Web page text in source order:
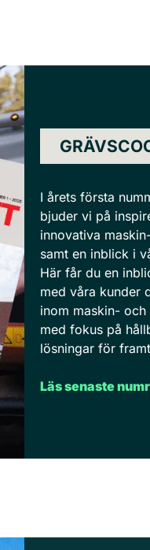
I årets första
bjuder vi på
innovativa
samt en inblick i
Här får du en
med våra kunder
inom maskin- och
med fokus på
lösningar för
Läs senaste